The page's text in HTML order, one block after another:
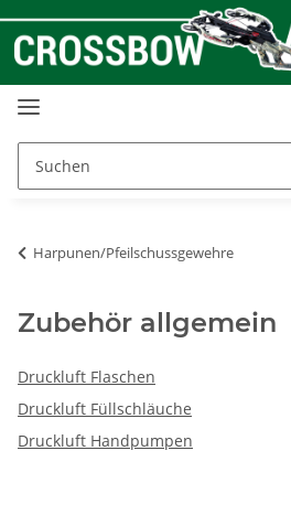
Harpunen/Pfeilschussgewehre
Zubehör allgemein
Druckluft Flaschen
Druckluft Füllschläuche
Druckluft Handpumpen